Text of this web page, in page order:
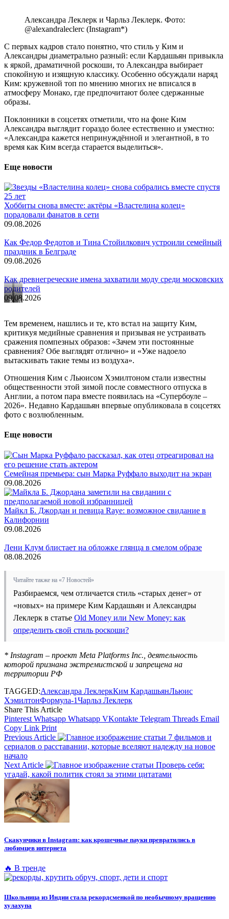
Александра Леклерк и Чарльз Леклерк. Фото:
@alexandraleclerc (Instagram*)
С первых кадров стало понятно, что стиль у Ким и
Александры диаметрально разный: если Кардашьян привыкла
к яркой, драматичной роскоши, то Александра выбирает
спокойную и изящную классику. Особенно обсуждали наряд
Ким: кружевной топ по мнению многих не вписался в
атмосферу Монако, где предпочитают более сдержанные
образы.
Поклонники в соцсетях отметили, что на фоне Ким
Александра выглядит гораздо более естественно и уместно:
«Александра кажется непринуждённой и элегантной, в то
время как Ким всегда старается выделиться».
Еще новости
Хоббиты снова вместе: актёры «Властелина колец»
порадовали фанатов в сети
09.08.2026
Как Федор Федотов и Тина Стойилкович устроили семейный
праздник в Белграде
09.08.2026
Как древнегреческие имена захватили моду среди московских
родителей
09.08.2026
Ким
Every
Second
Memory
/
Legion-
media
Александра
Manuele
MangiarottiIPA
/
USA
/
media
Тем временем, нашлись и те, кто встал на защиту Ким,
критикуя медийные сравнения и призывая не устраивать
сражения помпезных образов: «Зачем эти постоянные
сравнения? Обе выглядят отлично» и «Уже надоело
вытаскивать такие темы из воздуха».
Отношения Ким с Льюисом Хэмилтоном стали известны
общественности этой зимой после совместного отпуска в
Англии, а потом пара вместе появилась на «Супербоуле –
2026». Недавно Кардашьян впервые опубликовала в соцсетях
фото с возлюбленным.
Еще новости
Семейная премьера: сын Марка Руффало выходит на экран
09.08.2026
Майкл Б. Джордан и певица Raye: возможное свидание в
Калифорнии
09.08.2026
Лени Клум блистает на обложке глянца в смелом образе
08.08.2026
Читайте также на «7 Новостей»
Разбираемся, чем отличается стиль «старых денег» от
«новых» на примере Ким Кардашьян и Александры
Леклерк в статье Old Money или New Money: как
определить свой стиль роскоши?
* Instagram – проект Meta Platforms Inc., деятельность
которой признана экстремистской и запрещена на
территории РФ
TAGGED:Александра ЛеклеркКим КардашьянЛьюис
ХэмилтонФормула-1Чарльз Леклерк
Share This Article
Pinterest Whatsapp Whatsapp VKontakte Telegram Threads Email
Copy Link Print
Previous Article
7 фильмов и
сериалов о расставании, которые вселяют надежду на новое
начало
Next Article
Проверь себя:
угадай, какой политик стоял за этими цитатами
Скакунчики в Instagram: как крошечные пауки превратились в
любимцев интернета
🔥 В тренде
Школьница из Индии стала рекордсменкой по необычному вращению
хулахупа